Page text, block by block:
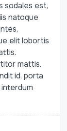
sodales est,
natoque
elit lobortis
mattis.
id, porta
interdum